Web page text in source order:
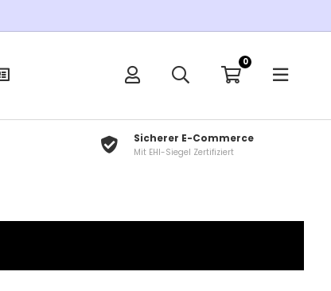
0
Sicherer E-Commerce
Mit EHI-Siegel Zertifiziert